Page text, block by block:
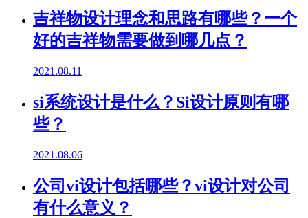
吉祥物设计理念和思路有哪些？一个
好的吉祥物需要做到哪几点？
2021.08.11
si系统设计是什么？Si设计原则有哪
些？
2021.08.06
公司vi设计包括哪些？vi设计对公司
有什么意义？